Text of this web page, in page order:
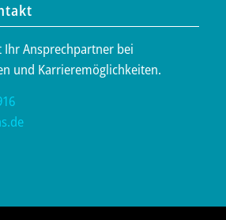
Ansprechpartner bei
und Karrieremöglichkeiten.